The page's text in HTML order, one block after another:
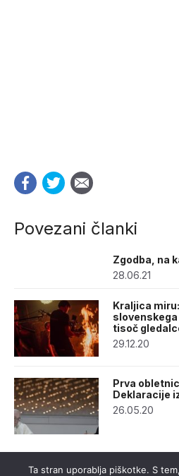
Povezani članki
Zgodba, na
28.06.21
Kraljica
tisoč
29.12.20
Prva
Deklaracije
26.05.20
Ta stran uporablja piškotke. S